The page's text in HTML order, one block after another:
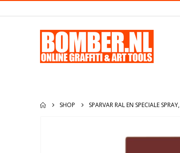
SHOP SPARVAR RAL EN SPECIALE SPRAY,